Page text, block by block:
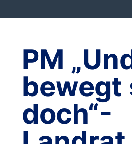
PM
bewegt
doch“-